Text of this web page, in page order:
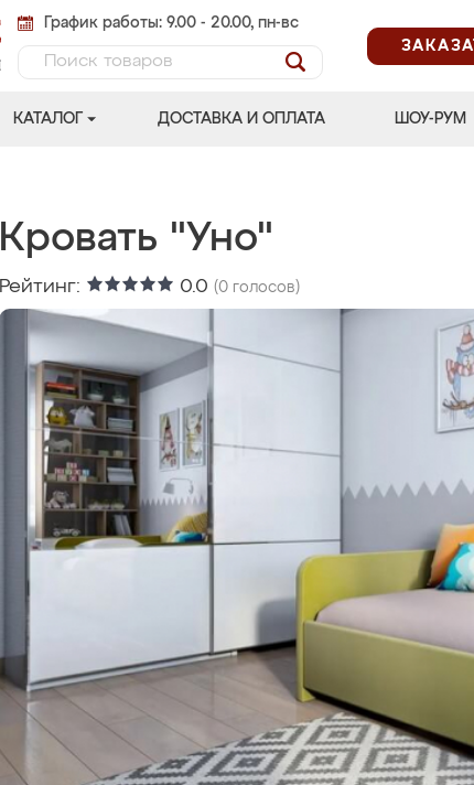
График работы: 9.00 - 20.00, пн-вс
КАТАЛОГ ДОСТАВКА И ОПЛАТА ШОУ-РУМ
Кровать "Уно"
Рейтинг: 0.0 (0 голосов)